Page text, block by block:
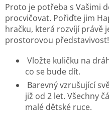
Proto je potřeba s Vašimi
procvičovat. Pořiďte jim
hračku, která rozvíjí právě
prostorovou představivost!
Vložte kuličku na
co se bude dít.
Barevný vzrušující
již od 2 let. Všechny
malé dětské ruce.